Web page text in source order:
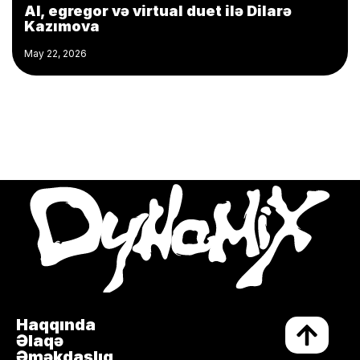
AI, egregor və virtual duet ilə Dilarə
Kazımova
May 22, 2026
Haqqında
Əlaqə